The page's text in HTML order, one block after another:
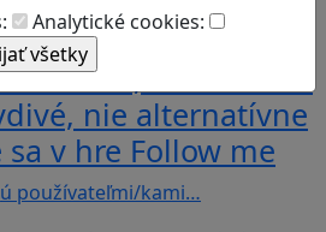
Analytické cookies:
keď budete
nie alternatívne
v hre Follow me
používateľmi/kami…